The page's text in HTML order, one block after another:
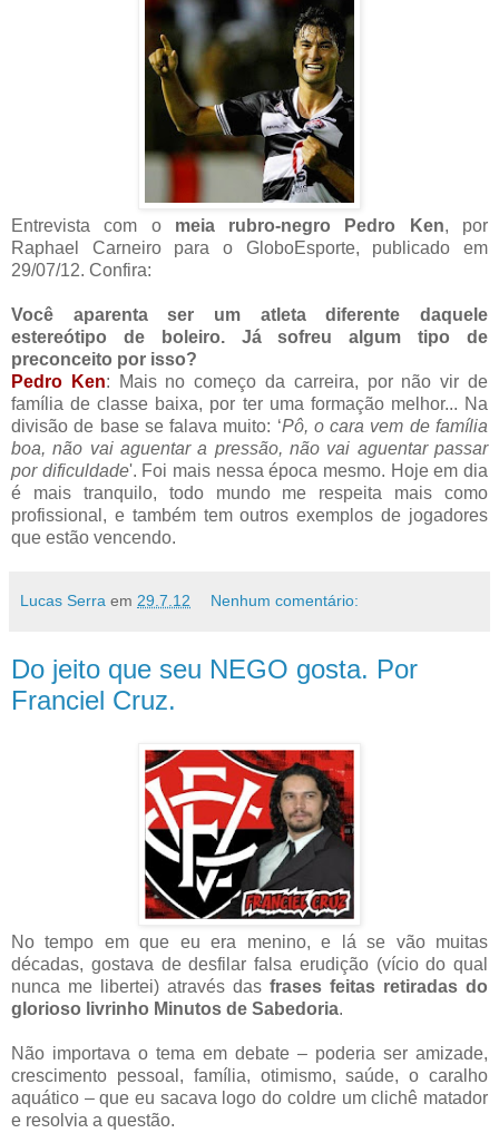
Entrevista com o meia rubro-negro Pedro Ken, por
Raphael Carneiro para o GloboEsporte, publicado em
29/07/12. Confira:
Você aparenta ser um atleta diferente daquele
estereótipo de boleiro. Já sofreu algum tipo de
preconceito por isso?
Pedro Ken: Mais no começo da carreira, por não vir de
família de classe baixa, por ter uma formação melhor... Na
divisão de base se falava muito: ‘Pô, o cara vem de família
boa, não vai aguentar a pressão, não vai aguentar passar
por dificuldade'. Foi mais nessa época mesmo. Hoje em dia
é mais tranquilo, todo mundo me respeita mais como
profissional, e também tem outros exemplos de jogadores
que estão vencendo.
Lucas Serra em 29.7.12 Nenhum comentário:
Do jeito que seu NEGO gosta. Por
Franciel Cruz.
No tempo em que eu era menino, e lá se vão muitas
décadas, gostava de desfilar falsa erudição (vício do qual
nunca me libertei) através das frases feitas retiradas do
glorioso livrinho Minutos de Sabedoria.
Não importava o tema em debate – poderia ser amizade,
crescimento pessoal, família, otimismo, saúde, o caralho
aquático – que eu sacava logo do coldre um clichê matador
e resolvia a questão.